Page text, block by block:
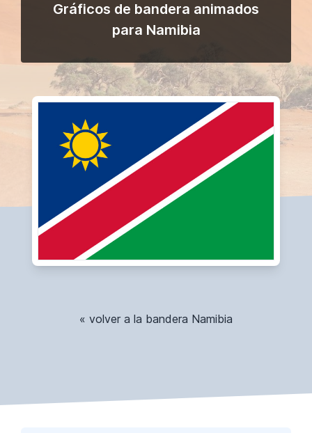
Gráficos de bandera animados
para Namibia
« volver a la bandera Namibia